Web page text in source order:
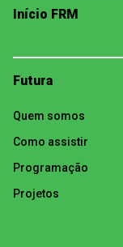
Início FRM
Futura
Quem somos
Como assistir
Programação
Projetos